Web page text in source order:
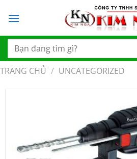
đến
dung
Tìm
kiếm:
TRANG CHỦ / UNCATEGORIZED